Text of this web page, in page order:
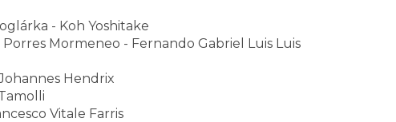
- Koh Yoshitake
Mormeneo - Fernando Gabriel Luis Luis
Hendrix
Vitale Farris